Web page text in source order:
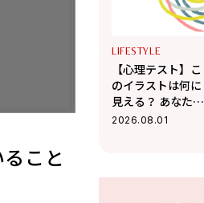
こと
LIFESTYLE
【心理テスト】こ
のイラストは何に
見える？ あなたが
無意識に放つ「ま
2026.08.01